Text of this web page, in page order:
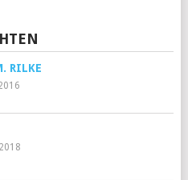
RILKE